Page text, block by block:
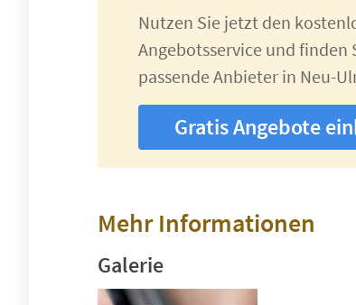
Nutzen Sie jetzt den
Angebotsservice und finden
passende Anbieter in Neu-
Gratis Angebote
Mehr Informationen
Galerie